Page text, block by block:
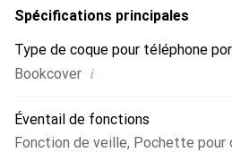
Néanmoins, toutes les fonctions
téléphoner sans problème avec la
Spécifications principales
Type de coque pour téléphone
Bookcover i
Éventail de fonctions
Fonction de veille, Pochette pour